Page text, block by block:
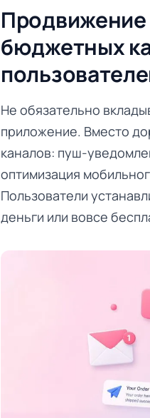
бюджетных
Не обязательно
приложение. Вместо
каналов: пуш-
оптимизация
Пользователи
деньги или вовсе